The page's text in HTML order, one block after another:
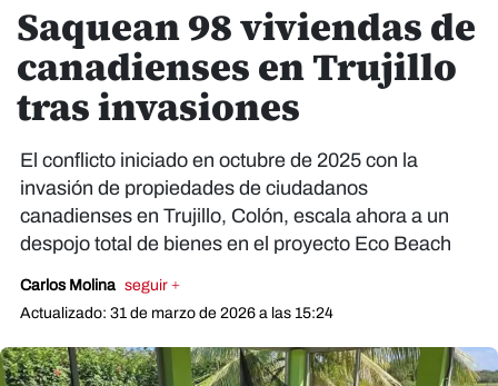
Saquean 98 viviendas de
canadienses en Trujillo
tras invasiones
El conflicto iniciado en octubre de 2025 con la
invasión de propiedades de ciudadanos
canadienses en Trujillo, Colón, escala ahora a un
despojo total de bienes en el proyecto Eco Beach
Carlos Molina seguir +
Actualizado: 31 de marzo de 2026 a las 15:24